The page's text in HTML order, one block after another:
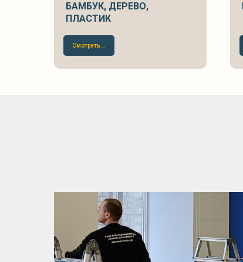
БАМБУК, ДЕРЕВО,
ПЛАСТИК
Смотреть...